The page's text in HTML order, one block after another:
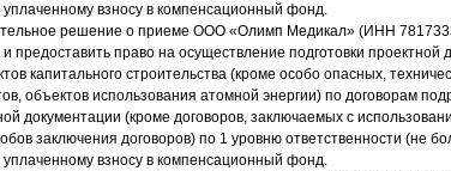
уплаченному взносу в компенсационный фонд.
решение о приеме ООО «Олимп Медикал» (ИНН
предоставить право на осуществление подготовки проектной
капитального строительства (кроме особо опасных,
объектов использования атомной энергии) по договорам
документации (кроме договоров, заключаемых с
заключения договоров) по 1 уровню ответственности (не
уплаченному взносу в компенсационный фонд.